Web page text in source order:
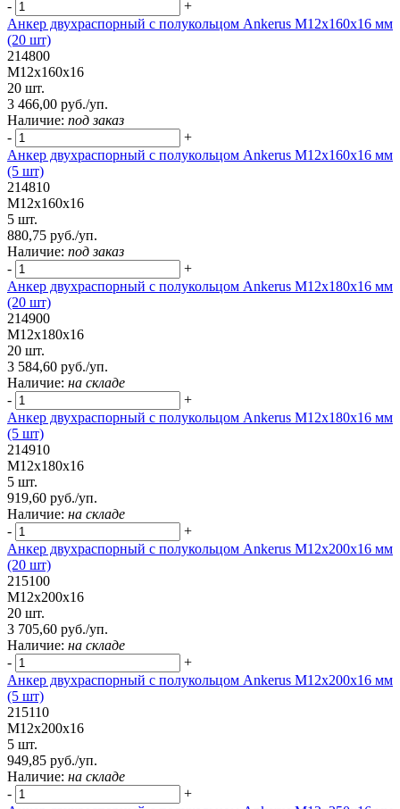
-
+
Анкер двухраспорный с полукольцом Ankerus М12х160х16 мм
(20 шт)
214800
М12х160х16
20 шт.
3 466,00 руб./уп.
Наличие: под заказ
-
+
Анкер двухраспорный с полукольцом Ankerus М12х160х16 мм
(5 шт)
214810
М12х160х16
5 шт.
880,75 руб./уп.
Наличие: под заказ
-
+
Анкер двухраспорный с полукольцом Ankerus М12х180х16 мм
(20 шт)
214900
М12х180х16
20 шт.
3 584,60 руб./уп.
Наличие: на складе
-
+
Анкер двухраспорный с полукольцом Ankerus М12х180х16 мм
(5 шт)
214910
М12х180х16
5 шт.
919,60 руб./уп.
Наличие: на складе
-
+
Анкер двухраспорный с полукольцом Ankerus М12х200х16 мм
(20 шт)
215100
М12х200х16
20 шт.
3 705,60 руб./уп.
Наличие: на складе
-
+
Анкер двухраспорный с полукольцом Ankerus М12х200х16 мм
(5 шт)
215110
М12х200х16
5 шт.
949,85 руб./уп.
Наличие: на складе
-
+